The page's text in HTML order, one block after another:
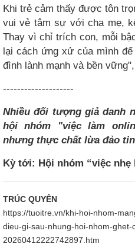
Khi trẻ cảm thấy được tôn
vui vẻ tâm sự với cha mẹ,
Thay vì chỉ trích con, mỗi
lại cách ứng xử của mình
đình lành mạnh và bền
--------------------
Nhiều đối tượng giả danh
hội nhóm "việc làm
nhưng thực chất lừa đảo
Kỳ tới: Hội nhóm “việc nhẹ
TRÚC QUYÊN
https://tuoitre.vn/khi-hoi-nhom-
dieu-gi-sau-nhung-hoi-nhom-ghet-
20260412222742897.htm